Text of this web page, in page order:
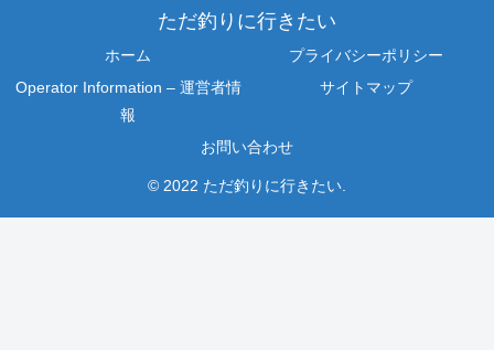
ただ釣りに行きたい
ホーム
プライバシーポリシー
Operator Information – 運営者情
報
サイトマップ
お問い合わせ
© 2022 ただ釣りに行きたい.